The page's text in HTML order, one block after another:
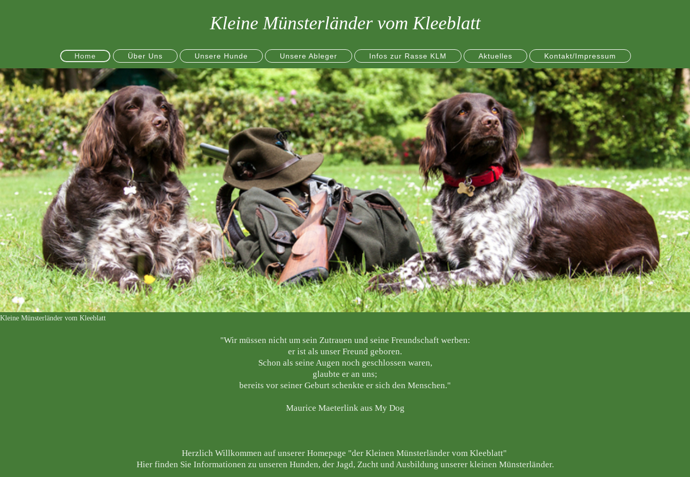
Kleine Münsterländer vom Kleeblatt
Home Über Uns Unsere Hunde Unsere Ableger Infos zur Rasse KLM Aktuelles Kontakt/Impressum
Kleine Münsterländer vom Kleeblatt
"Wir müssen nicht um sein Zutrauen und seine Freundschaft werben:
er ist als unser Freund geboren.
Schon als seine Augen noch geschlossen waren,
glaubte er an uns;
bereits vor seiner Geburt schenkte er sich den Menschen."
Maurice Maeterlink aus My Dog
Herzlich Willkommen auf unserer Homepage "der Kleinen Münsterländer vom Kleeblatt"
Hier finden Sie Informationen zu unseren Hunden, der Jagd, Zucht und Ausbildung unserer kleinen Münsterländer.